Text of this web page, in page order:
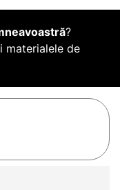
?
materialele de